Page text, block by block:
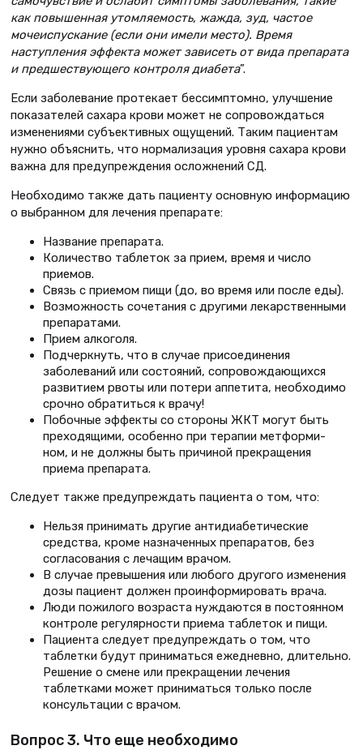
как повышенная утомляемость, жажда, зуд, частое
мочеиспускание (если они имели место). Время
наступления эффекта может зависеть от вида пре­парата
и предшествующего контроля диабета”.
Если заболевание протекает бес­симптомно, улучшение
показателей сахара крови может не сопрово­ждаться
изменениями субъективных ощущений. Таким пациентам
нужно объяснить, что нормализация уровня сахара крови
важна для предупрежде­ния осложнений СД.
Необходимо также дать пациенту основную информацию
о выбранном для лечения препарате:
Название препарата.
Количество таблеток за прием, время и число
приемов.
Связь с приемом пищи (до, во время или после еды).
Возможность сочетания с другими лекарственными
препаратами.
Прием алкоголя.
Подчеркнуть, что в случае присое­динения
заболеваний или состоя­ний, сопровождающихся
разви­тием рвоты или потери аппетита, необходимо
срочно обратиться к врачу!
Побочные эффекты со стороны ЖКТ могут быть
преходящими, особенно при терапии метформи-
ном, и не должны быть причиной прекращения
приема препарата.
Следует также предупреждать пациента о том, что:
Нельзя принимать другие антидиа­бетические
средства, кроме назна­ченных препаратов, без
согласова­ния с лечащим врачом.
В случае превышения или любого другого изменения
дозы пациент должен проинформировать врача.
Люди пожилого возраста нуждают­ся в постоянном
контроле регуляр­ности приема таблеток и пищи.
Пациента следует предупреждать о том, что
таблетки будут принимать­ся ежедневно, длительно.
Решение о смене или прекращении лечения
таблетками может приниматься только после
консультации с вра­чом.
Вопрос 3. Что еще необходимо